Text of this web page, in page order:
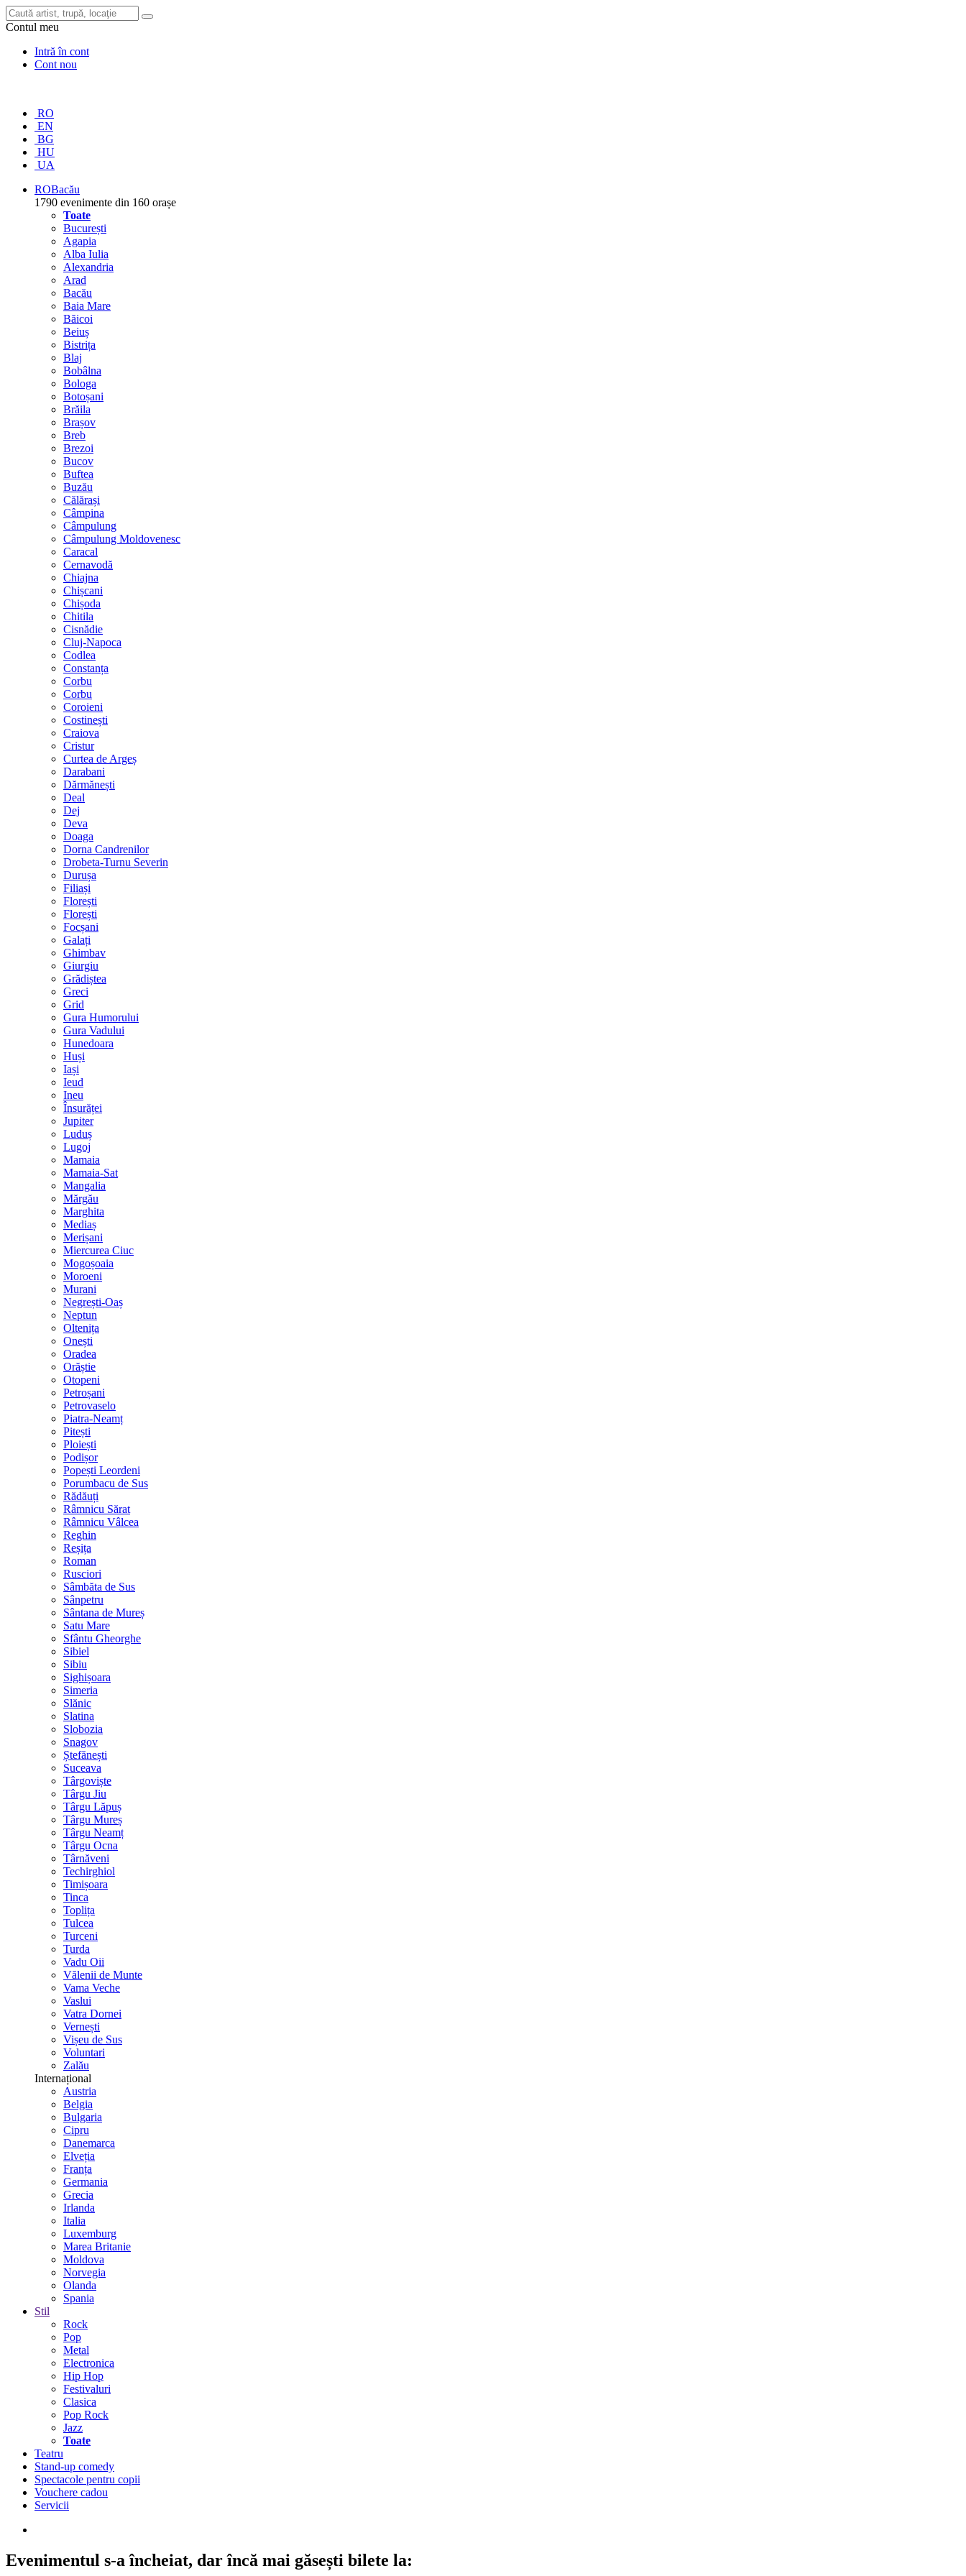
Contul meu
Intră în cont
Cont nou
RO
EN
BG
HU
UA
ROBacău
1790 evenimente din 160 orașe
Toate
București
Agapia
Alba Iulia
Alexandria
Arad
Bacău
Baia Mare
Băicoi
Beiuș
Bistrița
Blaj
Bobâlna
Bologa
Botoșani
Brăila
Brașov
Breb
Brezoi
Bucov
Buftea
Buzău
Călărași
Câmpina
Câmpulung
Câmpulung Moldovenesc
Caracal
Cernavodă
Chiajna
Chișcani
Chișoda
Chitila
Cisnădie
Cluj-Napoca
Codlea
Constanța
Corbu
Corbu
Coroieni
Costinești
Craiova
Cristur
Curtea de Argeș
Darabani
Dărmănești
Deal
Dej
Deva
Doaga
Dorna Candrenilor
Drobeta-Turnu Severin
Durușa
Filiași
Florești
Florești
Focșani
Galați
Ghimbav
Giurgiu
Grădiștea
Greci
Grid
Gura Humorului
Gura Vadului
Hunedoara
Huși
Iași
Ieud
Ineu
Însurăței
Jupiter
Luduș
Lugoj
Mamaia
Mamaia-Sat
Mangalia
Mărgău
Marghita
Mediaș
Merișani
Miercurea Ciuc
Mogoșoaia
Moroeni
Murani
Negrești-Oaș
Neptun
Oltenița
Onești
Oradea
Orăștie
Otopeni
Petroșani
Petrovaselo
Piatra-Neamț
Pitești
Ploiești
Podișor
Popești Leordeni
Porumbacu de Sus
Rădăuți
Râmnicu Sărat
Râmnicu Vâlcea
Reghin
Reșița
Roman
Rusciori
Sâmbăta de Sus
Sânpetru
Sântana de Mureș
Satu Mare
Sfântu Gheorghe
Sibiel
Sibiu
Sighișoara
Simeria
Slănic
Slatina
Slobozia
Snagov
Ștefănești
Suceava
Târgoviște
Târgu Jiu
Târgu Lăpuș
Târgu Mureș
Târgu Neamț
Târgu Ocna
Târnăveni
Techirghiol
Timișoara
Tinca
Toplița
Tulcea
Turceni
Turda
Vadu Oii
Vălenii de Munte
Vama Veche
Vaslui
Vatra Dornei
Vernești
Vișeu de Sus
Voluntari
Zalău
Internațional
Austria
Belgia
Bulgaria
Cipru
Danemarca
Elveția
Franța
Germania
Grecia
Irlanda
Italia
Luxemburg
Marea Britanie
Moldova
Norvegia
Olanda
Spania
Stil
Rock
Pop
Metal
Electronica
Hip Hop
Festivaluri
Clasica
Pop Rock
Jazz
Toate
Teatru
Stand-up comedy
Spectacole pentru copii
Vouchere cadou
Servicii
Evenimentul s-a încheiat, dar încă mai găsești bilete la: